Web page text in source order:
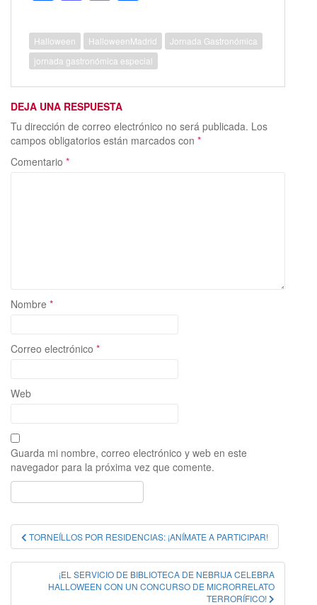
ac
e
b
o
o
k
as
to
d
o
n
m
ai
l
m
p
ar
r
Halloween HalloweenMadrid
Jornada Gastronómica
jornada gastronómica especial
DEJA UNA RESPUESTA
Tu dirección de correo electrónico no será publicada. Los
campos obligatorios están marcados con *
Comentario *
Nombre *
Correo electrónico *
Web
Guarda mi nombre, correo electrónico y web en este
navegador para la próxima vez que comente.
Navegación
de
entradas
TORNEÍLLOS POR RESIDENCIAS: ¡ANÍMATE A PARTICIPAR!
¡EL SERVICIO DE BIBLIOTECA DE NEBRIJA CELEBRA
HALLOWEEN CON UN CONCURSO DE MICRORRELATO
TERRORÍFICO!